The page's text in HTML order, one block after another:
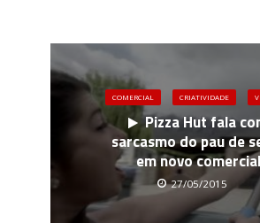
COMERCIAL CRIATIVIDADE
Pizza Hut fala
sarcasmo do pau de
em novo comercial
27/05/2015